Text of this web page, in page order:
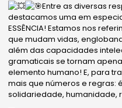
Entre as diversas
destacamos uma em
ESSÊNCIA! Estamos nos
que mudam vidas,
além das capacidades
gramaticais se tornam
elemento humano! E, para
mais que números e regras:
solidariedade, humanidade,